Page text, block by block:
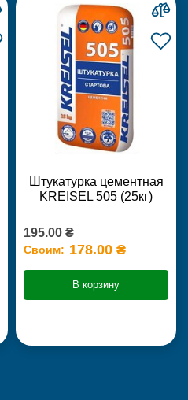
Штукатурка цементная
KREISEL 505 (25кг)
195.00 ₴
Своим: 178.00 ₴
В корзину